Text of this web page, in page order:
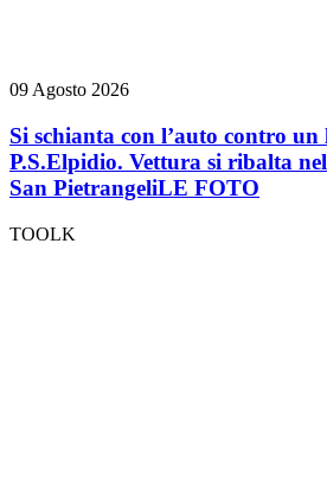
09 Agosto 2026
Si schianta con l’auto contro un
P.S.Elpidio. Vettura si ribalta
San PietrangeliLE FOTO
TOOLK